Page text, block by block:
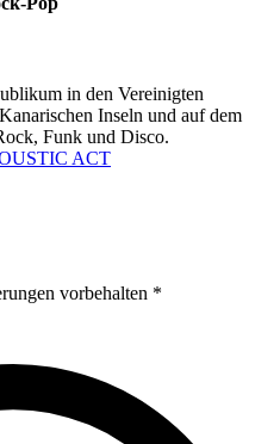
in den Vereinigten
Inseln und auf dem
Funk und Disco.
ACT
vorbehalten *